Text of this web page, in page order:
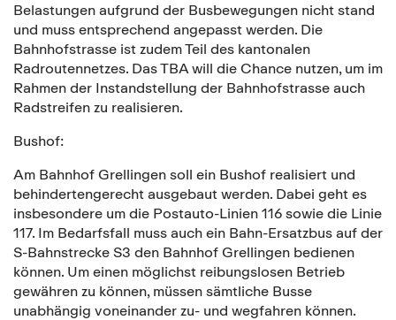
Belastungen aufgrund der Busbewegungen nicht stand
und muss entsprechend angepasst werden. Die
Bahnhofstrasse ist zudem Teil des kantonalen
Radroutennetzes. Das TBA will die Chance nutzen, um im
Rahmen der Instandstellung der Bahnhofstrasse auch
Radstreifen zu realisieren.
Bushof:
Am Bahnhof Grellingen soll ein Bushof realisiert und
behindertengerecht ausgebaut werden. Dabei geht es
insbesondere um die Postauto-Linien 116 sowie die Linie
117. Im Bedarfsfall muss auch ein Bahn-Ersatzbus auf der
S-Bahnstrecke S3 den Bahnhof Grellingen bedienen
können. Um einen möglichst reibungslosen Betrieb
gewähren zu können, müssen sämtliche Busse
unabhängig voneinander zu- und wegfahren können.